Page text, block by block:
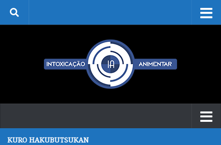
Skip to content
KURO HAKUBUTSUKAN